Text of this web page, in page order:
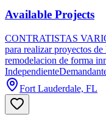
Available Projects
CONTRATISTAS
para realizar proyectos
remodelacion de forma
Independiente
Fort Lauderdale, FL